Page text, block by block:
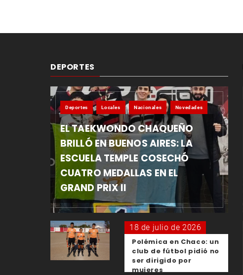
DEPORTES
Deportes Locales Nacionales Novedades
EL TAEKWONDO CHAQUEÑO
BRILLÓ EN BUENOS AIRES: LA
ESCUELA TEMPLE COSECHÓ
CUATRO MEDALLAS EN EL
GRAND PRIX II
18 de julio de 2026
Polémica en Chaco: un
club de fútbol pidió no
ser dirigido por
mujeres